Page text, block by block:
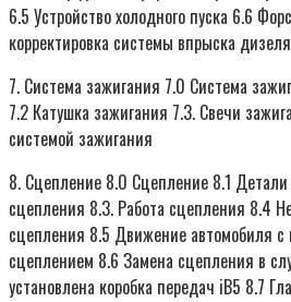
6.5 Устройство холодного пуска 6.6
корректировка системы впрыска
7. Система зажигания 7.0 Система
7.2 Катушка зажигания 7.3. Свечи
системой зажигания
8. Сцепление 8.0 Сцепление 8.1
сцепления 8.3. Работа сцепления 8.4
сцепления 8.5 Движение автомобиля
сцеплением 8.6 Замена сцепления в
установлена коробка передач iB5 8.7